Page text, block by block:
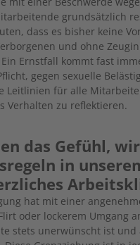
grundsätzlich
dass es bisher keine
und ohne
Ernstfall kommt fast
gegen sexuelle
Leitlinien für alle
Verhalten zu reflektieren.
das Gefühl,
in
hat mit einer
oder lockerem Umgang
stets unerwünscht ist